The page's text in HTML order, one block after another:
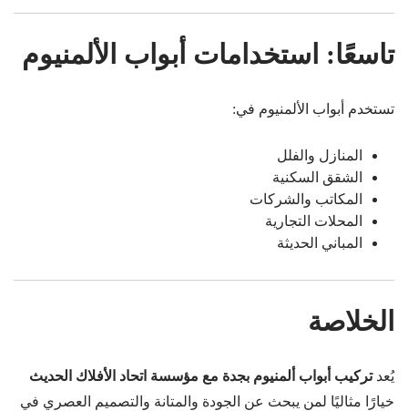
تاسعًا: استخدامات أبواب الألمنيوم
تستخدم أبواب الألمنيوم في:
المنازل والفلل
الشقق السكنية
المكاتب والشركات
المحلات التجارية
المباني الحديثة
الخلاصة
يُعدتركيب أبواب ألمنيوم بجدة مع مؤسسة اتحاد الأفلاك الحديث
خيارًا مثاليًا لمن يبحث عن الجودة والمتانة والتصميم العصري في